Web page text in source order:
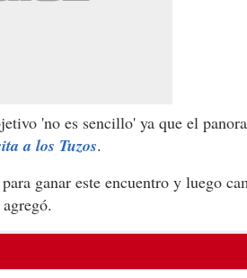
'no es sencillo' ya que el
a los Tuzos.
ganar este encuentro y luego